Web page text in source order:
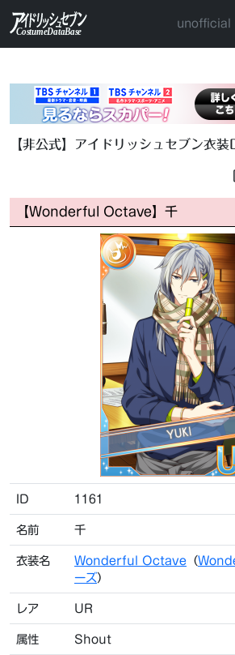
unofficial
【非公式】アイドリッシュセブン衣装
【Wonderful Octave】千
ID 1161
名前 千
衣装名 Wonderful Octave （
ーズ）
レア UR
属性 Shout